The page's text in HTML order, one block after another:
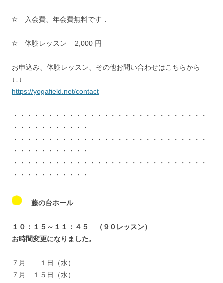
✫ 入会費、年会費無料です．
✫ 体験レッスン 2,000 円
お申込み、体験レッスン、その他お問い合わせはこちらから
↓↓↓
https://yogafield.net/contact
・・・・・・・・・・・・・・・・・・・・・・・・・・・・
・・・・・・・・・・・
・・・・・・・・・・・・・・・・・・・・・・・・・・・・
・・・・・・・・・・・
・・・・・・・・・・・・・・・・・・・・・・・・・・・・
・・・・・・・・・・・
藤の台ホール
１０：１５～１１：４５ （９０レッスン）
お時間変更になりました。
７月 １日（水）
７月 １５日（水）